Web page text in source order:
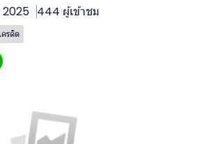
2025 444 ผู้เข้าชม
รดิต